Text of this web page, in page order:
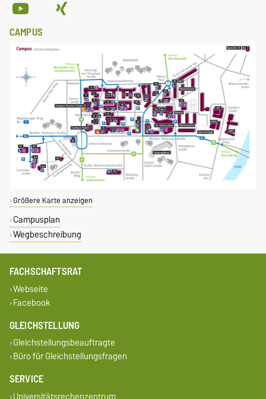
CAMPUS
Größere Karte anzeigen
Campusplan
Wegbeschreibung
FACHSCHAFTSRAT
Webseite
Facebook
GLEICHSTELLUNG
Gleichstellungsbeauftragte
Büro für Gleichstellungsfragen
SERVICE
Universitätsrechenzentrum